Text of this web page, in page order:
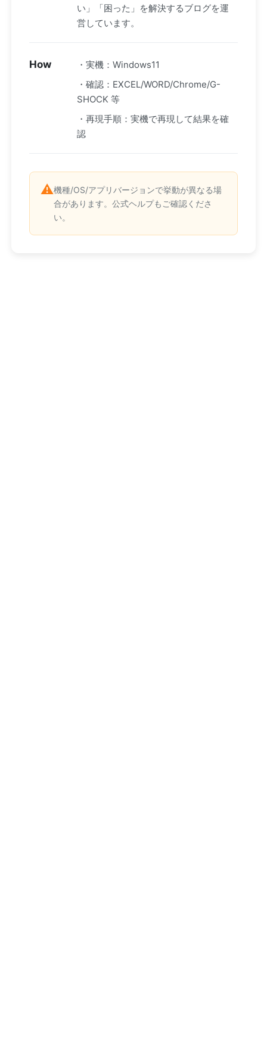
い」「困った」を解決するブログを運
営しています。
How
・実機：Windows11
・確認：EXCEL/WORD/Chrome/G-
SHOCK 等
・再現手順：実機で再現して結果を確
認
⚠️機種/OS/アプリバージョンで挙動が異なる場
合があります。公式ヘルプもご確認くださ
い。